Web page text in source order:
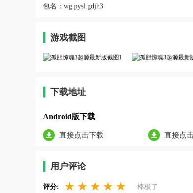
包名： wg.pysl.gdjh3
游戏截图
下载地址
Android版下载
直接点击下载 直接点
用户评论
评分: ★ ★ ★ ★ ★ 棒极了